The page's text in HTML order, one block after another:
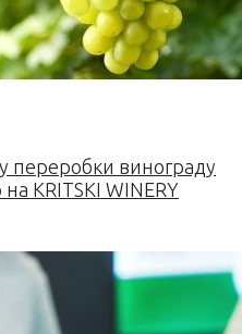
переробки винограду
KRITSKI WINERY